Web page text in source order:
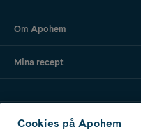
Om Apohem
Mina recept
Ladda ner vår app
Cookies på Apohem